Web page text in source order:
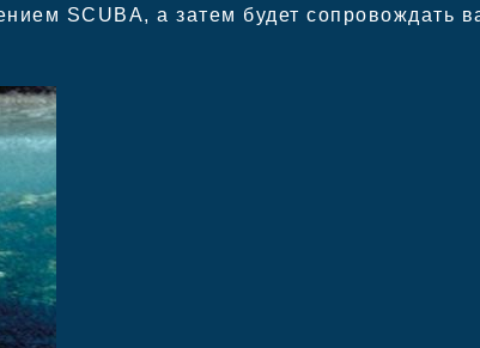
SCUBA, а затем будет сопровождать